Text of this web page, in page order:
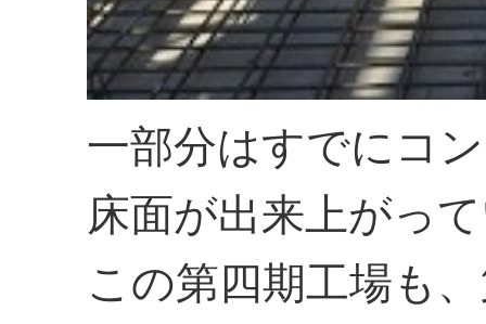
一部分はすでにコ
床面が出来上がっ
この第四期工場も